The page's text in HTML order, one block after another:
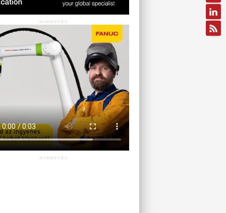
HIRDETÉS
HIRDETÉS